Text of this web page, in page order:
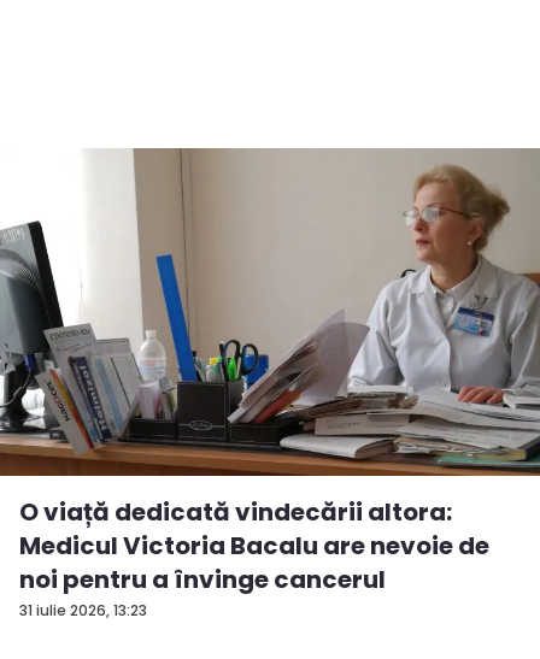
31 iulie 2026, 13:23
O viață dedicată vindecării altora:
Medicul Victoria Bacalu are nevoie de
noi pentru a învinge cancerul